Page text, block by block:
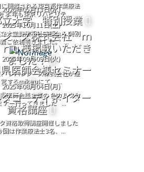
開催される東京都作業療法
本年も東京リハビリテ...
2026年05月13日(水)
立大学 特別授業
大学健康福祉学部から 特別
ご依頼頂きました。 ...
2025年10月11日(土)
ジーズ株式会社 ｍ
ｒｕ様掲載いただき
ました！
レバレジーズ株式会社が運
営するmikaruにて、 ...
2025年09月09日(火)
医師会様セミナー
医師会様主催の 色カルタセ
ナー行ってきました ...
2025年08月04日(月)
コーディネイター
資格講座
資格取得講座開催しました
回は作業療法士3名、...